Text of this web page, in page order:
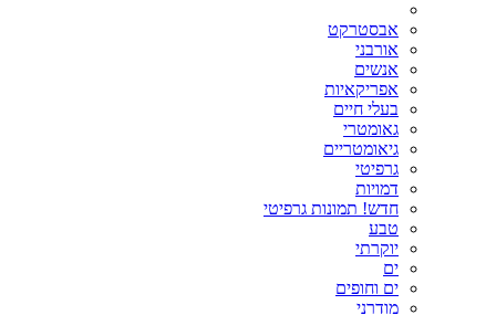
אבסטרקט
אורבני
אנשים
אפריקאיות
בעלי חיים
גאומטרי
גיאומטריים
גרפיטי
דמויות
חדש! תמונות גרפיטי
טבע
יוקרתי
ים
ים וחופים
מודרני